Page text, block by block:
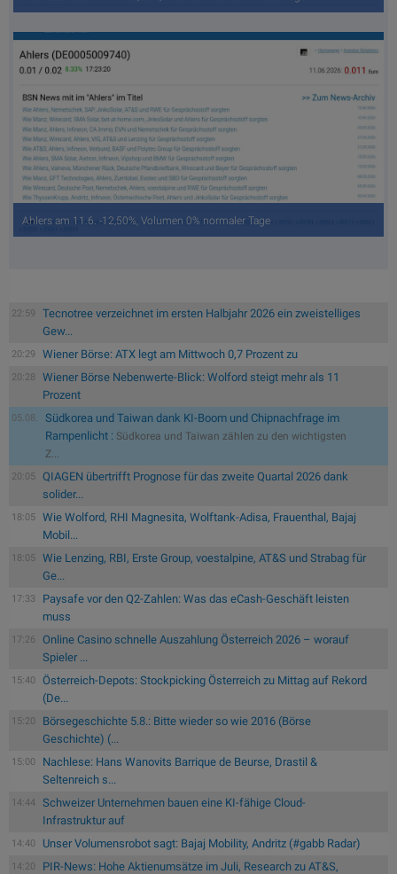
Ahlers am 11.6. -12,50%, Volumen 0% normaler Tage
22:59
Tecnotree verzeichnet im ersten Halbjahr 2026 ein zweistelliges
Gew...
20:29 Wiener Börse: ATX legt am Mittwoch 0,7 Prozent zu
20:28
Wiener Börse Nebenwerte-Blick: Wolford steigt mehr als 11
Prozent
05.08.
Südkorea und Taiwan dank KI-Boom und Chipnachfrage im
Rampenlicht : Südkorea und Taiwan zählen zu den wichtigsten
Z...
20:05
QIAGEN übertrifft Prognose für das zweite Quartal 2026 dank
solider...
18:05
Wie Wolford, RHI Magnesita, Wolftank-Adisa, Frauenthal, Bajaj
Mobil...
18:05
Wie Lenzing, RBI, Erste Group, voestalpine, AT&S und Strabag für
Ge...
17:33
Paysafe vor den Q2-Zahlen: Was das eCash-Geschäft leisten
muss
17:26
Online Casino schnelle Auszahlung Österreich 2026 – worauf
Spieler ...
15:40
Österreich-Depots: Stockpicking Österreich zu Mittag auf Rekord
(De...
15:20
Börsegeschichte 5.8.: Bitte wieder so wie 2016 (Börse
Geschichte) (...
15:00
Nachlese: Hans Wanovits Barrique de Beurse, Drastil &
Seltenreich s...
14:44
Schweizer Unternehmen bauen eine KI-fähige Cloud-
Infrastruktur auf
14:40 Unser Volumensrobot sagt: Bajaj Mobility, Andritz (#gabb Radar)
14:20
PIR-News: Hohe Aktienumsätze im Juli, Research zu AT&S,